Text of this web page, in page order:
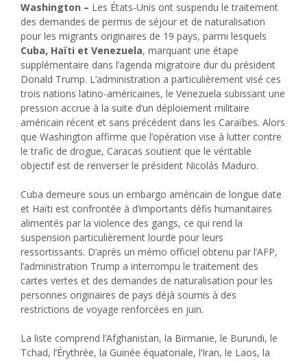
Washington – Les États-Unis ont suspendu le traitement
des demandes de permis de séjour et de naturalisation
pour les migrants originaires de 19 pays, parmi lesquels
Cuba, Haïti et Venezuela, marquant une étape
supplémentaire dans l’agenda migratoire dur du président
Donald Trump. L’administration a particulièrement visé ces
trois nations latino-américaines, le Venezuela subissant une
pression accrue à la suite d’un déploiement militaire
américain récent et sans précédent dans les Caraïbes. Alors
que Washington affirme que l’opération vise à lutter contre
le trafic de drogue, Caracas soutient que le véritable
objectif est de renverser le président Nicolás Maduro.
Cuba demeure sous un embargo américain de longue date
et Haïti est confrontée à d’importants défis humanitaires
alimentés par la violence des gangs, ce qui rend la
suspension particulièrement lourde pour leurs
ressortissants. D’après un mémo officiel obtenu par l’AFP,
l’administration Trump a interrompu le traitement des
cartes vertes et des demandes de naturalisation pour les
personnes originaires de pays déjà soumis à des
restrictions de voyage renforcées en juin.
La liste comprend l’Afghanistan, la Birmanie, le Burundi, le
Tchad, l’Érythrée, la Guinée équatoriale, l’Iran, le Laos, la